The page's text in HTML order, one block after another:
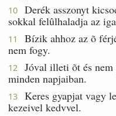
10
Derék asszonyt
sokkal felûlhaladja az
11
Bízik ahhoz az õ
nem fogy.
12
Jóval illeti õt és nem
minden napjaiban.
13
Keres gyapjat vagy
kezeivel kedvvel.